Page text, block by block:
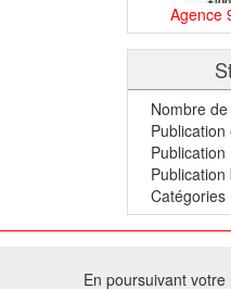
Agence
Nombre
Catégories
En poursuivant